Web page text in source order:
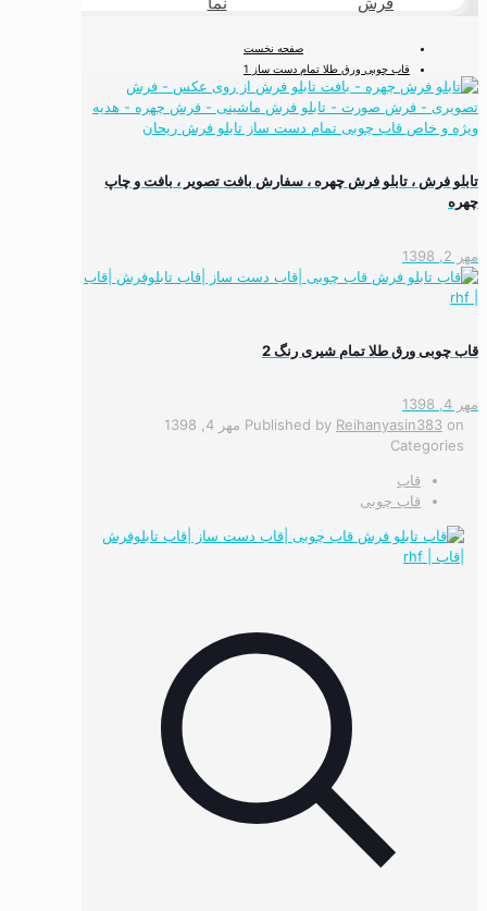
صفحه نخست
قاب چوبی ورق طلا تمام دست ساز 1
تابلو فرش ، تابلو فرش چهره ، سفارش بافت تصویر ، بافت و چاپ
چهره
مهر 2, 1398
قاب چوبی ورق طلا تمام شیری رنگ 2
مهر 4, 1398
Published by Reihanyasin383 on
مهر 4, 1398
Categories
قاب
قاب چوبی